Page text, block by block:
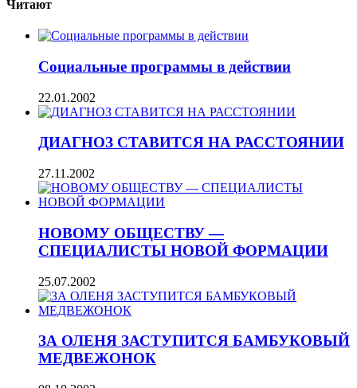
Читают
Социальные программы в действии
22.01.2002
ДИАГНОЗ СТАВИТСЯ НА РАССТОЯНИИ
27.11.2002
НОВОМУ ОБЩЕСТВУ —
СПЕЦИАЛИСТЫ НОВОЙ ФОРМАЦИИ
25.07.2002
ЗА ОЛЕНЯ ЗАСТУПИТСЯ БАМБУКОВЫЙ
МЕДВЕЖОНОК